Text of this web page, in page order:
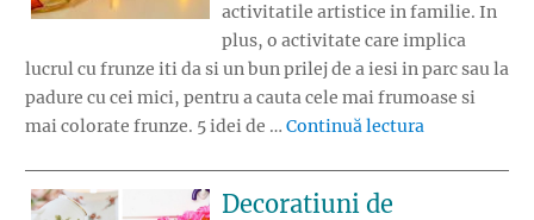
activitatile artistice in familie. In
plus, o activitate care implica
lucrul cu frunze iti da si un bun prilej de a iesi in parc sau la
padure cu cei mici, pentru a cauta cele mai frumoase si
mai colorate frunze. 5 idei de … Continuă lectura
Decoratiuni de